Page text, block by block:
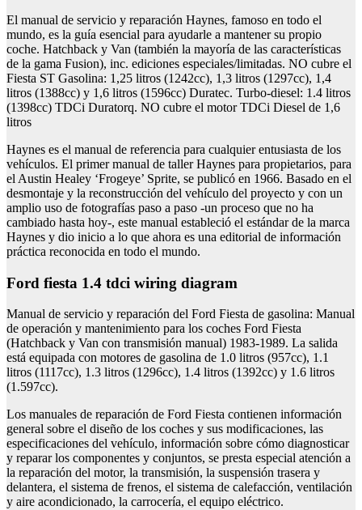
El manual de servicio y reparación Haynes, famoso en todo el
mundo, es la guía esencial para ayudarle a mantener su propio
coche. Hatchback y Van (también la mayoría de las características
de la gama Fusion), inc. ediciones especiales/limitadas. NO cubre el
Fiesta ST Gasolina: 1,25 litros (1242cc), 1,3 litros (1297cc), 1,4
litros (1388cc) y 1,6 litros (1596cc) Duratec. Turbo-diesel: 1.4 litros
(1398cc) TDCi Duratorq. NO cubre el motor TDCi Diesel de 1,6
litros
Haynes es el manual de referencia para cualquier entusiasta de los
vehículos. El primer manual de taller Haynes para propietarios, para
el Austin Healey ‘Frogeye’ Sprite, se publicó en 1966. Basado en el
desmontaje y la reconstrucción del vehículo del proyecto y con un
amplio uso de fotografías paso a paso -un proceso que no ha
cambiado hasta hoy-, este manual estableció el estándar de la marca
Haynes y dio inicio a lo que ahora es una editorial de información
práctica reconocida en todo el mundo.
Ford fiesta 1.4 tdci wiring diagram
Manual de servicio y reparación del Ford Fiesta de gasolina: Manual
de operación y mantenimiento para los coches Ford Fiesta
(Hatchback y Van con transmisión manual) 1983-1989. La salida
está equipada con motores de gasolina de 1.0 litros (957cc), 1.1
litros (1117cc), 1.3 litros (1296cc), 1.4 litros (1392cc) y 1.6 litros
(1.597cc).
Los manuales de reparación de Ford Fiesta contienen información
general sobre el diseño de los coches y sus modificaciones, las
especificaciones del vehículo, información sobre cómo diagnosticar
y reparar los componentes y conjuntos, se presta especial atención a
la reparación del motor, la transmisión, la suspensión trasera y
delantera, el sistema de frenos, el sistema de calefacción, ventilación
y aire acondicionado, la carrocería, el equipo eléctrico.